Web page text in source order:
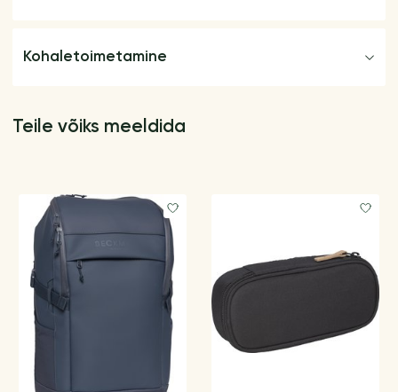
Kohaletoimetamine
Teile võiks meeldida